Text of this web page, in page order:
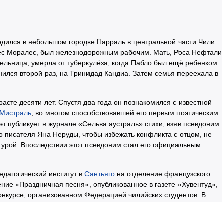
в небольшом городке Парраль в центральной части Чили.
Моралес, был железнодорожным рабочим. Мать, Роса Нефтали
умерла от туберкулёза, когда Пабло был ещё ребенком.
второй раз, на Тринидад Кандиа. Затем семья переехала в
десяти лет. Спустя два года он познакомился с известной
, во многом способствовавшей его первым поэтическим
публикует в журнале «Сельва аустраль» стихи, взяв псевдоним
Яна Неруды, чтобы избежать конфликта с отцом, не
Впоследствии этот псевдоним стал его официальным
институт в Сантьяго на отделение французского
«Праздничная песня», опубликованное в газете «Хувентуд»,
организованном Федерацией чилийских студентов. В